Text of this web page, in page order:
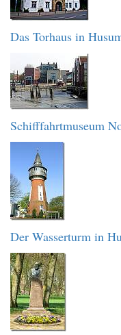
Das Torhaus in
Schifffahrtmuseum
Der Wasserturm in